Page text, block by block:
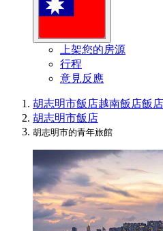
上架您的房源
行程
意見反應
胡志明市飯店越南飯店飯店
胡志明市飯店
胡志明市的青年旅館